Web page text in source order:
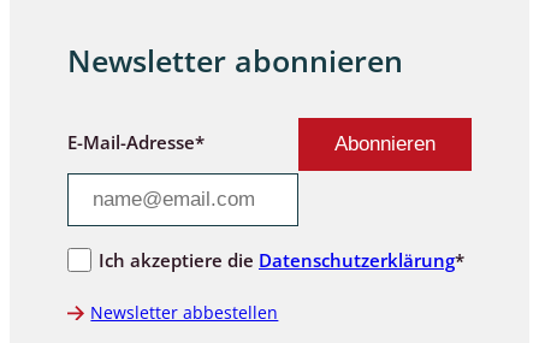
Newsletter abonnieren
E-Mail-Adresse*
Ich akzeptiere die Datenschutzerklärung*
Newsletter abbestellen